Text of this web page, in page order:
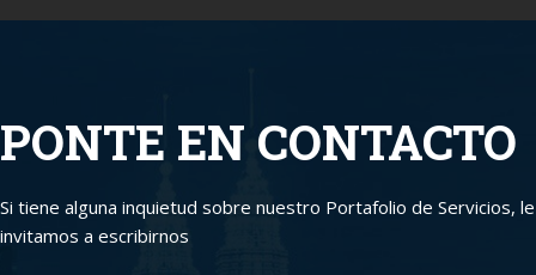
PONTE EN CONTACTO
Si tiene alguna inquietud sobre nuestro Portafolio de Servicios, le
invitamos a escribirnos